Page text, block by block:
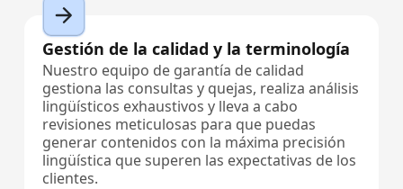
Gestión de la calidad y la terminología
Nuestro equipo de garantía de calidad
gestiona las consultas y quejas, realiza análisis
lingüísticos exhaustivos y lleva a cabo
revisiones meticulosas para que puedas
generar contenidos con la máxima precisión
lingüística que superen las expectativas de los
clientes.